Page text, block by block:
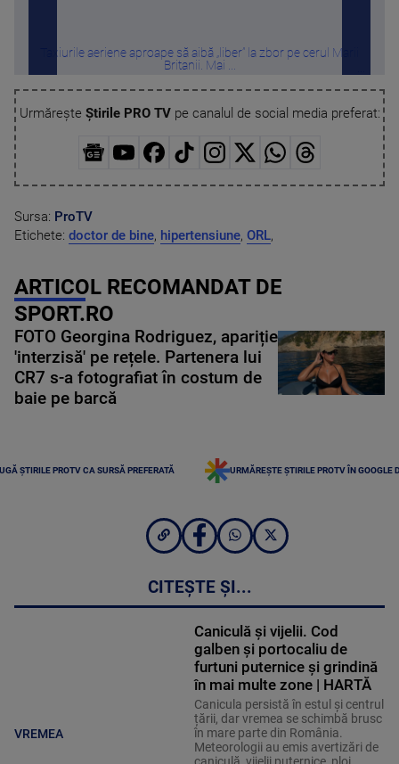
Taxiurile aeriene aproape să aibă „liber” la zbor pe cerul Marii
Britanii. Mai ...
Urmărește Știrile PRO TVpe canalul de social media preferat:
Sursa: ProTV
Etichete: doctor de bine, hipertensiune, ORL,
ARTICOL RECOMANDAT DE
SPORT.RO
FOTO Georgina Rodriguez, apariție
'interzisă' pe rețele. Partenera lui
CR7 s-a fotografiat în costum de
baie pe barcă
ȘTIRILE PROTV CA SURSĂ PREFERATĂ URMĂREȘTE ȘTIRILE PROTV ÎN GOOGLE
CITEȘTE ȘI...
VREMEA
Caniculă și vijelii. Cod
galben și portocaliu de
furtuni puternice și grindină
în mai multe zone | HARTĂ
Canicula persistă în estul și centrul
țării, dar vremea se schimbă brusc
în mare parte din România.
Meteorologii au emis avertizări de
caniculă, vijelii puternice, ploi